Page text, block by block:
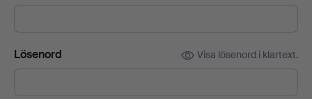
Lösenord Visa lösenord i klartext.